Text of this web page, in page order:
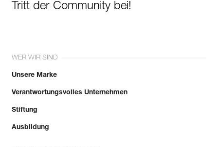
Tritt der Community bei!
WER WIR SIND
Unsere Marke
Verantwortungsvolles Unternehmen
Stiftung
Ausbildung